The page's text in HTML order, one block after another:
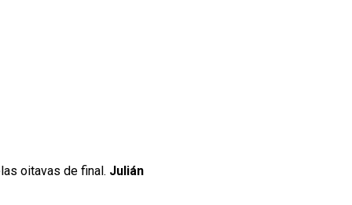
oitavas de final. Julián